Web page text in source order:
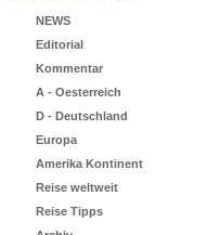
NEWS
Editorial
Kommentar
A - Oesterreich
D - Deutschland
Europa
Amerika Kontinent
Reise weltweit
Reise Tipps